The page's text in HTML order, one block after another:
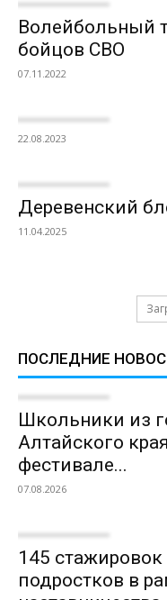
Волейбольный
бойцов СВО
07.11.2022
22.08.2023
Деревенский
11.04.2025
ПОСЛЕДНИЕ
Школьники из
Алтайского
фестивале...
07.08.2026
145
подростков в